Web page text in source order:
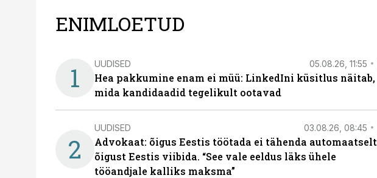
ENIMLOETUD
1 UUDISED 05.08.26, 11:55
Hea pakkumine enam ei müü: LinkedIni küsitlus näitab,
mida kandidaadid tegelikult ootavad
2
UUDISED 03.08.26, 08:45
Advokaat: õigus Eestis töötada ei tähenda automaatselt
õigust Eestis viibida. “See vale eeldus läks ühele
tööandjale kalliks maksma”